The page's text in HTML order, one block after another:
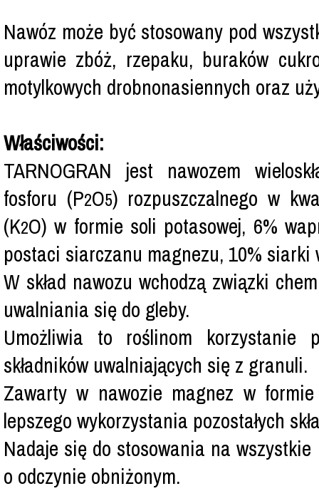
Nawóz może być stosowany pod
uprawie zbóż, rzepaku, buraków
motylkowych drobnonasiennych oraz
Właściwości:
TARNOGRAN jest nawozem
fosforu (P2O5) rozpuszczalnego w
(K2O) w formie soli potasowej, 6%
postaci siarczanu magnezu, 10%
W skład nawozu wchodzą związki
uwalniania się do gleby.
Umożliwia to roślinom korzystanie
składników uwalniających się z granuli.
Zawarty w nawozie magnez w
lepszego wykorzystania pozostałych
Nadaje się do stosowania na wszystkie
o odczynie obniżonym.